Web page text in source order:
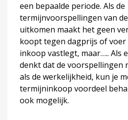
een bepaalde periode. Als de
termijnvoorspellingen van
uitkomen maakt het geen
koopt tegen dagprijs of
inkoop vastlegt, maar….. Als
denkt dat de voorspellingen
als de werkelijkheid, kun je
termijninkoop voordeel
ook mogelijk.